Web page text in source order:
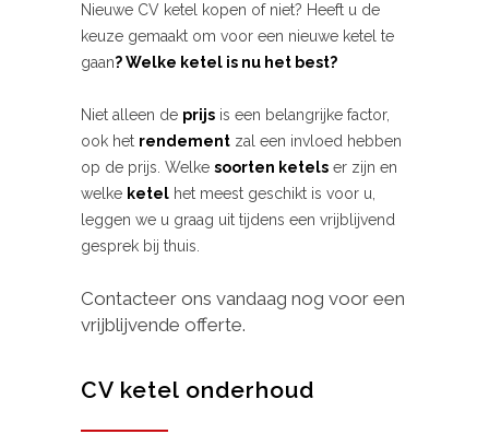
Nieuwe CV ketel kopen of niet? Heeft u de
keuze gemaakt om voor een nieuwe ketel te
gaan? Welke ketel is nu het best?
Niet alleen de prijs is een belangrijke factor,
ook het rendement zal een invloed hebben
op de prijs. Welke soorten ketels er zijn en
welke ketel het meest geschikt is voor u,
leggen we u graag uit tijdens een vrijblijvend
gesprek bij thuis.
Contacteer ons vandaag nog voor een
vrijblijvende offerte.
CV ketel onderhoud